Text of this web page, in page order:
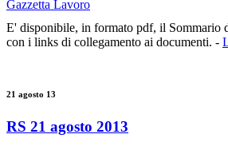
Gazzetta Lavoro
E' disponibile, in formato pdf, il Sommario
con i links di collegamento ai documenti. -
21 agosto 13
RS 21 agosto 2013